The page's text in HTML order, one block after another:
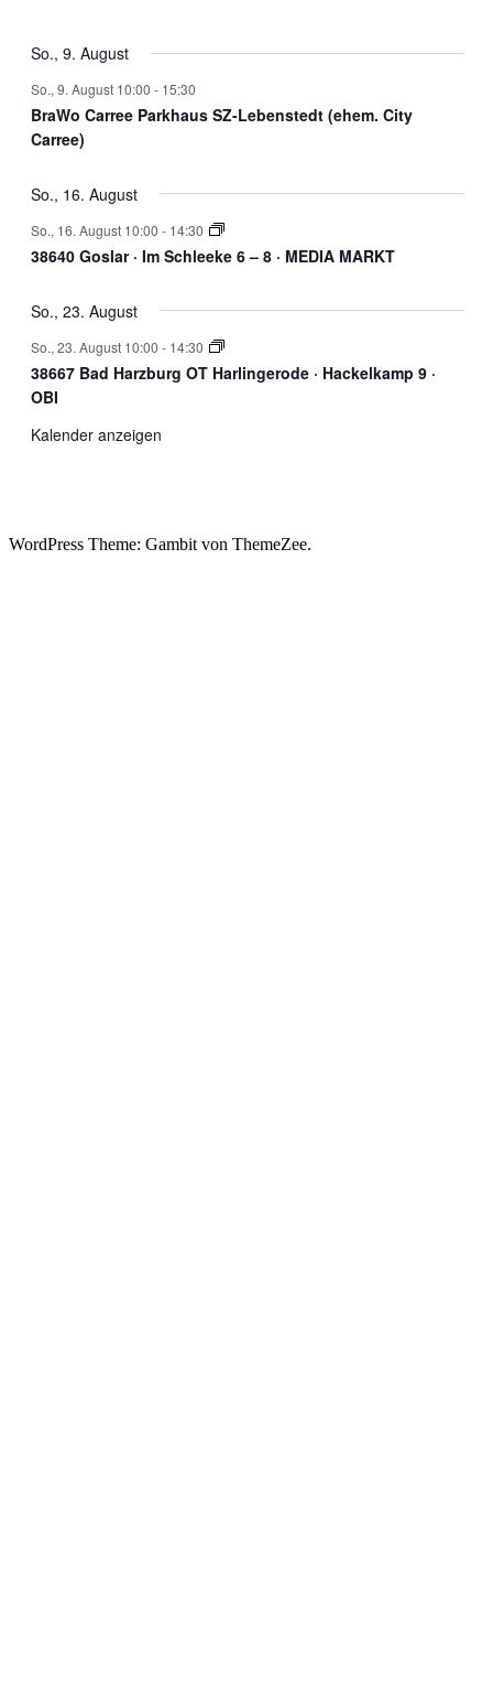
So., 9. August
So., 9. August 10:00 - 15:30
BraWo Carree Parkhaus SZ-Lebenstedt (ehem. City
Carree)
So., 16. August
So., 16. August 10:00 - 14:30
38640 Goslar · Im Schleeke 6 – 8 · MEDIA MARKT
So., 23. August
So., 23. August 10:00 - 14:30
38667 Bad Harzburg OT Harlingerode · Hackelkamp 9 ·
OBI
Kalender anzeigen
WordPress Theme: Gambit von ThemeZee.